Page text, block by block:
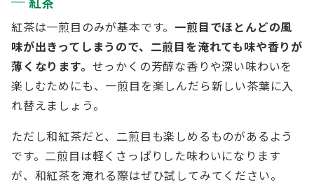
紅茶は一煎目のみが基本です。 一煎目でほとんどの風
味が出きってしまうので、二煎目を淹れても味や香りが
薄くなります。 せっかくの芳醇な香りや深い味わいを
楽しむためにも、一煎目を楽しんだら新しい茶葉に入
れ替えましょう。
ただし和紅茶だと、二煎目も楽しめるものがあるよう
です。二煎目は軽くさっぱりした味わいになります
が、和紅茶を淹れる際はぜひ試してみてください。